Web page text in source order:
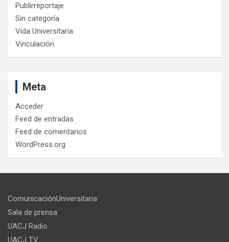
Publirreportaje
Sin categoría
Vida Universitaria
Vinculación
Meta
Acceder
Feed de entradas
Feed de comentarios
WordPress.org
ComunicaciónUniversitaria
Sala de prensa
UACJ Radio
UACJ TV